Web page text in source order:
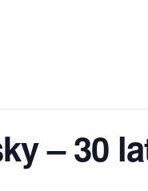
– 30